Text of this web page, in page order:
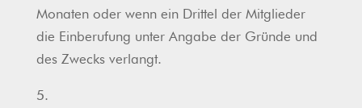
Monaten oder wenn ein Drittel der Mitglieder
die Einberufung unter Angabe der Gründe und
des Zwecks verlangt.
5.